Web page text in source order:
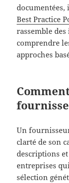
Best Practice
rassemble
comprendre
approches
Un
clarté de son
descriptions
entreprises
sélection